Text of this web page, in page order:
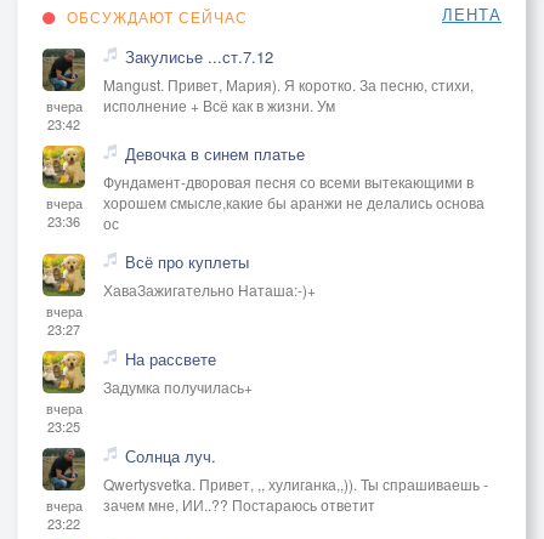
ОБСУЖДАЮТ СЕЙЧАС ЛЕНТА
вчера
23:42
Закулисье ...ст.7.12
Mangust. Привет, Мария). Я коротко. За песню, стихи,
исполнение + Всё как в жизни. Ум
вчера
23:36
Девочка в синем платье
Фундамент-дворовая песня со всеми вытекающими в
хорошем смысле,какие бы аранжи не делались основа
ос
вчера
23:27
Всё про куплеты
ХаваЗажигательно Наташа:-)+
вчера
23:25
На рассвете
Задумка получилась+
вчера
23:22
Солнца луч.
Qwertysvetka. Привет, ,, хулиганка,,)). Ты спрашиваешь -
зачем мне, ИИ..?? Постараюсь ответит